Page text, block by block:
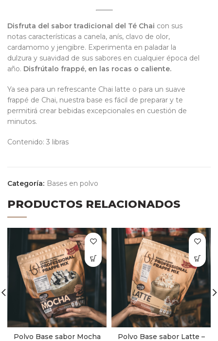
Disfruta del sabor tradicional del Té Chai con sus
notas características a canela, anís, clavo de olor,
cardamomo y jengibre. Experimenta en paladar la
dulzura y suavidad de sus sabores en cualquier época del
año. Disfrútalo frappé, en las rocas o caliente.
Ya sea para un refrescante Chai latte o para un suave
frappé de Chai, nuestra base es fácil de preparar y te
permitirá crear bebidas excepcionales en cuestión de
minutos.
Contenido: 3 libras
Categoría: Bases en polvo
PRODUCTOS RELACIONADOS
Polvo Base sabor Mocha Polvo Base sabor Latte –